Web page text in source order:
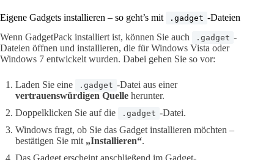
Eigene Gadgets installieren – so geht’s mit .gadget -Dateien
Wenn GadgetPack installiert ist, können Sie auch
.gadget -
Dateien öffnen und installieren, die für Windows Vista oder
Windows 7 entwickelt wurden. Dabei gehen Sie so vor:
Laden Sie eine .gadget -Datei aus einer
vertrauenswürdigen Quelle herunter.
Doppelklicken Sie auf die
.gadget -Datei.
Windows fragt, ob Sie das Gadget installieren möchten –
bestätigen Sie mit „Installieren“.